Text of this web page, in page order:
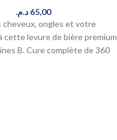
65,00 د.م.
cheveux, ongles et votre
cette levure de bière premium
B. Cure complète de 360